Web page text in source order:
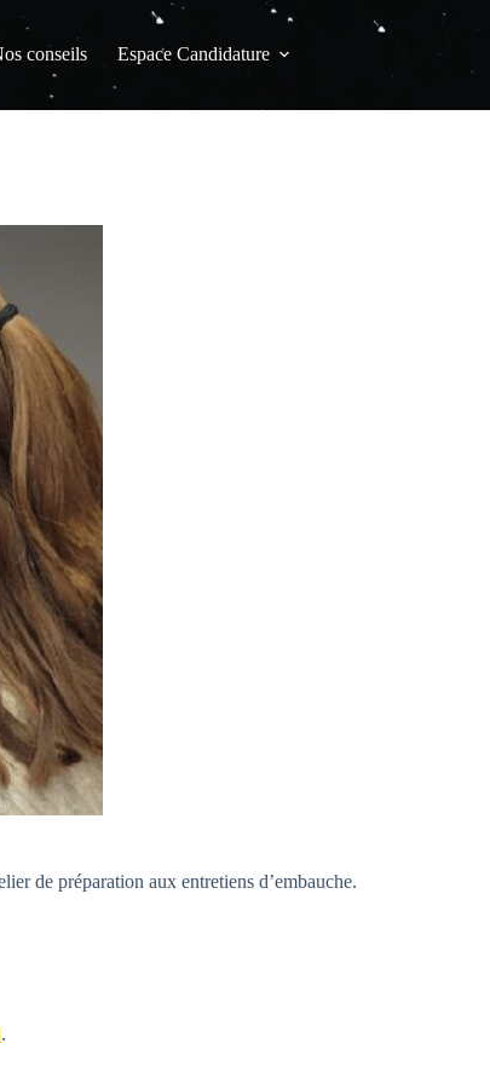
conseils Espace Candidature
de préparation aux entretiens d’embauche.
.